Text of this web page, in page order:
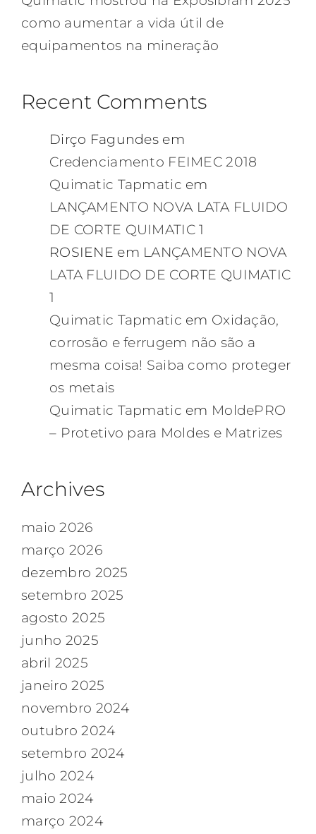
como aumentar a vida útil de
equipamentos na mineração
Recent Comments
Dirço Fagundes em
Credenciamento FEIMEC 2018
Quimatic Tapmatic em
LANÇAMENTO NOVA LATA FLUIDO
DE CORTE QUIMATIC 1
ROSIENE em LANÇAMENTO NOVA
LATA FLUIDO DE CORTE QUIMATIC
1
Quimatic Tapmatic em Oxidação,
corrosão e ferrugem não são a
mesma coisa! Saiba como proteger
os metais
Quimatic Tapmatic em MoldePRO
– Protetivo para Moldes e Matrizes
Archives
maio 2026
março 2026
dezembro 2025
setembro 2025
agosto 2025
junho 2025
abril 2025
janeiro 2025
novembro 2024
outubro 2024
setembro 2024
julho 2024
maio 2024
março 2024